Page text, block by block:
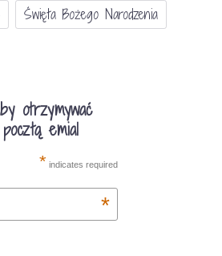
Święta Bożego Narodzenia
otrzymywać
emial
* indicates required
*